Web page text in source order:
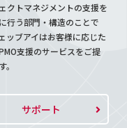
クトマネジメントの支援を
行う部門・構造のことで
ッブアイはお客様に応じた
支援のサービスをご提
。
サポート